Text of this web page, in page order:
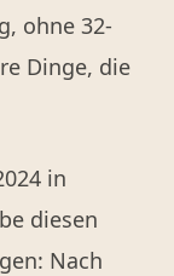
ohne 32-
Dinge, die
in
diesen
Nach